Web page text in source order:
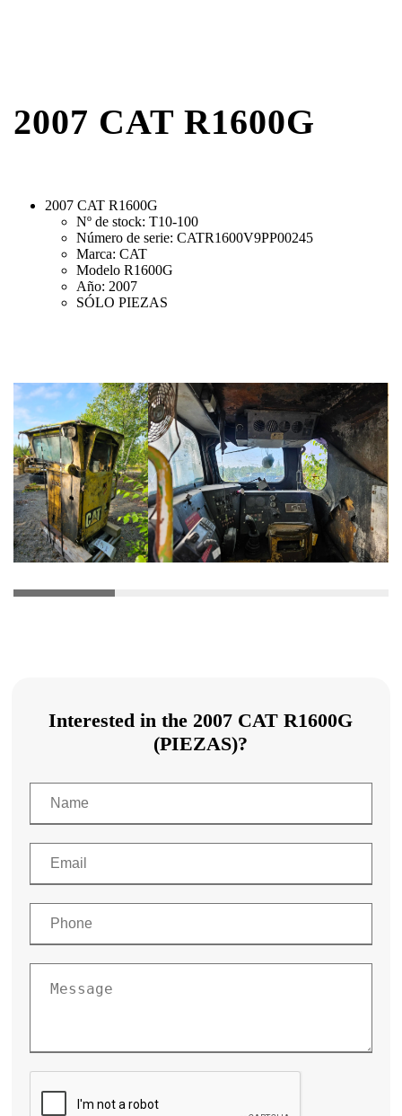
2007 CAT R1600G
2007 CAT R1600G
Nº de stock: T10-100
Número de serie: CATR1600V9PP00245
Marca: CAT
Modelo R1600G
Año: 2007
SÓLO PIEZAS
Interested in the 2007 CAT R1600G
(PIEZAS)?